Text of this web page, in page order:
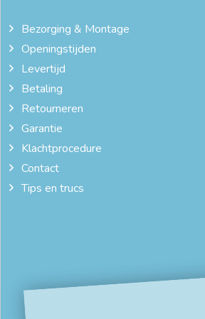
Bezorging & Montage
Openingstijden
Levertijd
Betaling
Retourneren
Garantie
Klachtprocedure
Contact
Tips en trucs